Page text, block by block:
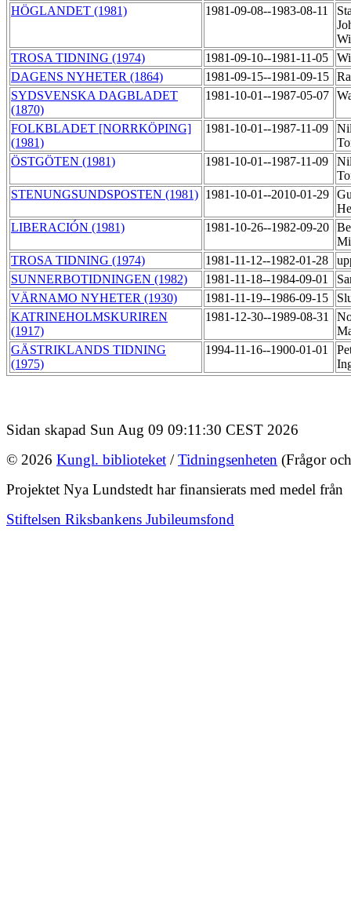
HÖGLANDET (1981)
1981-09-08--1983-08-11
TROSA TIDNING (1974)
1981-09-10--1981-11-05
DAGENS NYHETER (1864)
1981-09-15--1981-09-15
SYDSVENSKA DAGBLADET
(1870)
1981-10-01--1987-05-07
FOLKBLADET [NORRKÖPING]
(1981)
1981-10-01--1987-11-09
ÖSTGÖTEN (1981)
1981-10-01--1987-11-09
STENUNGSUNDSPOSTEN (1981) 1981-10-01--2010-01-29
LIBERACIÓN (1981)
1981-10-26--1982-09-20
TROSA TIDNING (1974)
1981-11-12--1982-01-28
SUNNERBOTIDNINGEN (1982)
1981-11-18--1984-09-01
VÄRNAMO NYHETER (1930)
1981-11-19--1986-09-15
KATRINEHOLMSKURIREN
(1917)
1981-12-30--1989-08-31
GÄSTRIKLANDS TIDNING
(1975)
1994-11-16--1900-01-01
Sidan skapad Sun Aug 09 09:11:30 CEST 2026
© 2026 Kungl. biblioteket /Tidningsenheten (Frågor
Projektet Nya Lundstedt har finansierats med medel från
Stiftelsen Riksbankens Jubileumsfond